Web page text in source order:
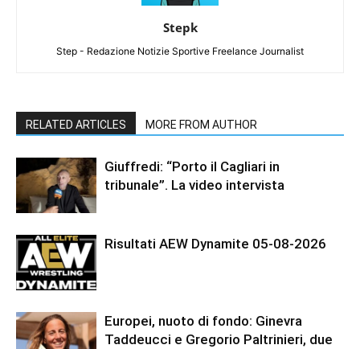
Stepk
Step - Redazione Notizie Sportive Freelance Journalist
RELATED ARTICLES MORE FROM AUTHOR
Giuffredi: “Porto il Cagliari in
tribunale”. La video intervista
Risultati AEW Dynamite 05-08-2026
Europei, nuoto di fondo: Ginevra
Taddeucci e Gregorio Paltrinieri, due